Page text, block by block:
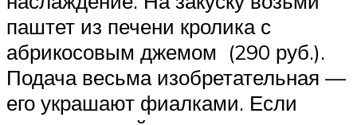
паштет из печени кролика с
абрикосовым джемом (290 руб.).
Подача весьма изобретательная —
его украшают фиалками. Если